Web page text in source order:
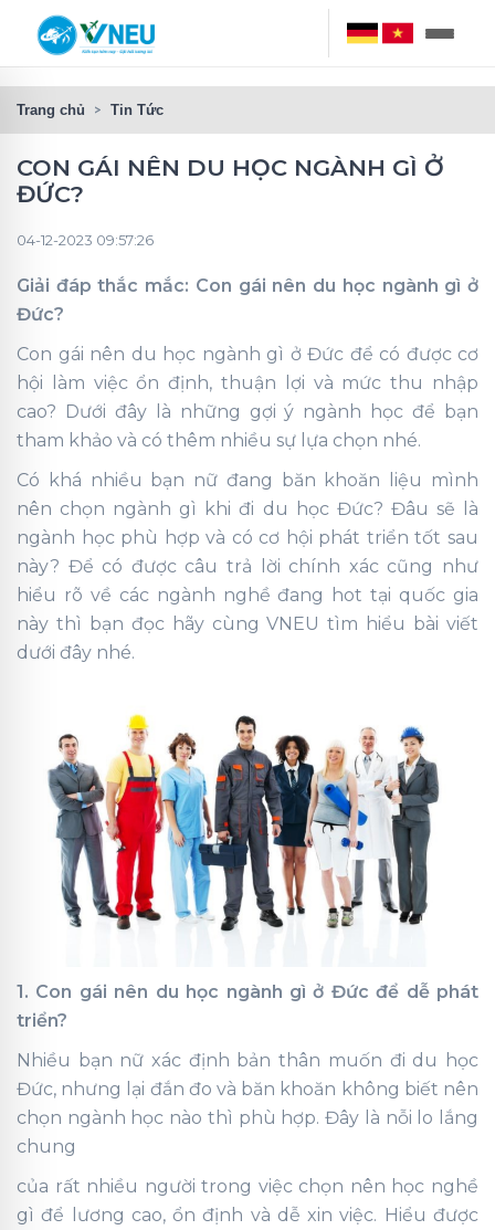
Trang chủ Tin Tức
CON GÁI NÊN DU HỌC NGÀNH GÌ Ở
ĐỨC?
04-12-2023 09:57:26
Giải đáp thắc mắc: Con gái nên du học ngành gì ở
Đức?
Con gái nên du học ngành gì ở Đức để có được cơ
hội làm việc ổn định, thuận lợi và mức thu nhập
cao? Dưới đây là những gợi ý ngành học để bạn
tham khảo và có thêm nhiều sự lựa chọn nhé.
Có khá nhiều bạn nữ đang băn khoăn liệu mình
nên chọn ngành gì khi đi du học Đức? Đâu sẽ là
ngành học phù hợp và có cơ hội phát triển tốt sau
này? Để có được câu trả lời chính xác cũng như
hiểu rõ về các ngành nghề đang hot tại quốc gia
này thì bạn đọc hãy cùng VNEU tìm hiểu bài viết
dưới đây nhé.
1. Con gái nên du học ngành gì ở Đức để dễ phát
triển?
Nhiều bạn nữ xác định bản thân muốn đi du học
Đức, nhưng lại đắn đo và băn khoăn không biết nên
chọn ngành học nào thì phù hợp. Đây là nỗi lo lắng
chung
của rất nhiều người trong việc chọn nên học nghề
gì để lương cao, ổn định và dễ xin việc. Hiểu được